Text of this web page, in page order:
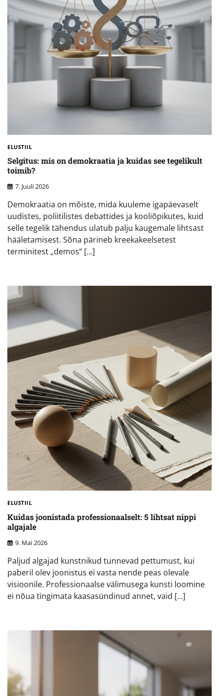
ELUSTIIL
Selgitus: mis on demokraatia ja kuidas see tegelikult
toimib?
7. Juuli 2026
Demokraatia on mõiste, mida kuuleme igapäevaselt
uudistes, poliitilistes debattides ja kooliõpikutes, kuid
selle tegelik tähendus ulatub palju kaugemale lihtsast
hääletamisest. Sõna pärineb kreekakeelsetest
terminitest „demos“ […]
ELUSTIIL
Kuidas joonistada professionaalselt: 5 lihtsat nippi
algajale
9. Mai 2026
Paljud algajad kunstnikud tunnevad pettumust, kui
paberil olev joonistus ei vasta nende peas olevale
visioonile. Professionaalse välimusega kunsti loomine
ei nõua tingimata kaasasündinud annet, vaid […]